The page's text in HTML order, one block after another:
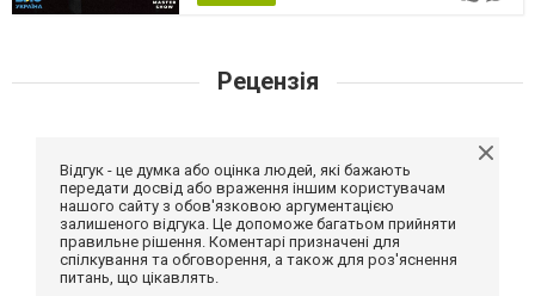
Рецензія
Відгук - це думка або оцінка людей, які бажають
передати досвід або враження іншим користувачам
нашого сайту з обов'язковою аргументацією
залишеного відгука. Це допоможе багатьом прийняти
правильне рішення. Коментарі призначені для
спілкування та обговорення, а також для роз'яснення
питань, що цікавлять.